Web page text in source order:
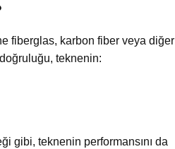
fiberglas, karbon fiber veya diğer
teknenin:
gibi, teknenin performansını da